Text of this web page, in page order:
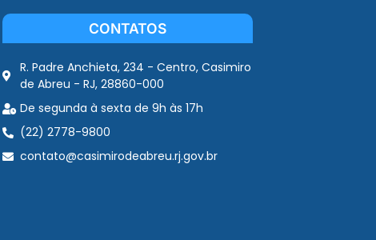
CONTATOS
R. Padre Anchieta, 234 - Centro, Casimiro
de Abreu - RJ, 28860-000
De segunda à sexta de 9h às 17h
(22) 2778-9800
contato@casimirodeabreu.rj.gov.br